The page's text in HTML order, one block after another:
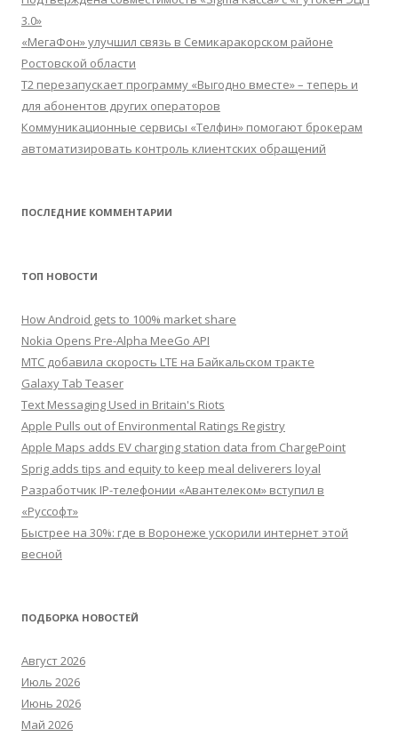
3.0»
«МегаФон» улучшил связь в Семикаракорском районе
Ростовской области
Т2 перезапускает программу «Выгодно вместе» – теперь и
для абонентов других операторов
Коммуникационные сервисы «Телфин» помогают брокерам
автоматизировать контроль клиентских обращений
ПОСЛЕДНИЕ КОММЕНТАРИИ
ТОП НОВОСТИ
How Android gets to 100% market share
Nokia Opens Pre-Alpha MeeGo API
МТС добавила скорость LTE на Байкальском тракте
Galaxy Tab Teaser
Text Messaging Used in Britain's Riots
Apple Pulls out of Environmental Ratings Registry
Apple Maps adds EV charging station data from ChargePoint
Sprig adds tips and equity to keep meal deliverers loyal
Разработчик IP-телефонии «Авантелеком» вступил в
«Руссофт»
Быстрее на 30%: где в Воронеже ускорили интернет этой
весной
ПОДБОРКА НОВОСТЕЙ
Август 2026
Июль 2026
Июнь 2026
Май 2026